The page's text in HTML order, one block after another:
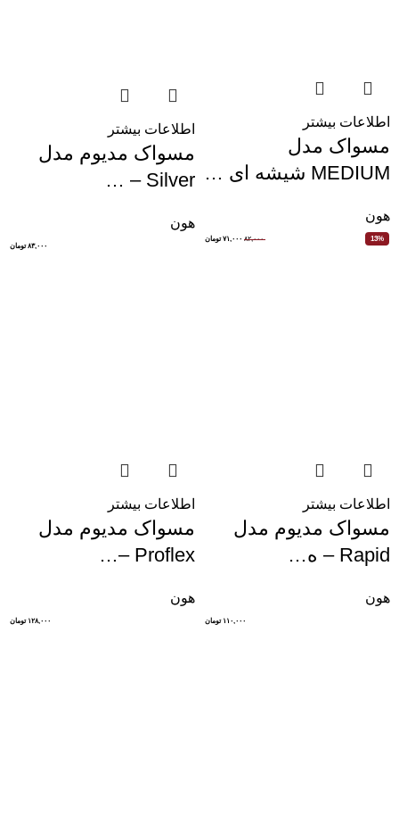
اطلاعات بیشتر
مسواک مدل
MEDIUM شیشه ای …
هون
13% ۸۲,۰۰۰ ۷۱,۰۰۰ تومان
اطلاعات بیشتر
مسواک مدیوم مدل
Silver – …
هون
۸۳,۰۰۰ تومان
اطلاعات بیشتر
مسواک مدیوم مدل
Rapid – ه…
هون
۱۱۰,۰۰۰ تومان
اطلاعات بیشتر
مسواک مدیوم مدل
Proflex –…
هون
۱۲۸,۰۰۰ تومان